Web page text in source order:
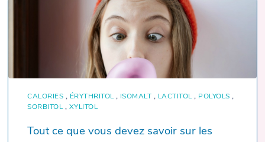
CALORIES , ÉRYTHRITOL, ISOMALT , LACTITOL, POLYOLS ,
SORBITOL, XYLITOL
Tout ce que vous devez savoir sur les